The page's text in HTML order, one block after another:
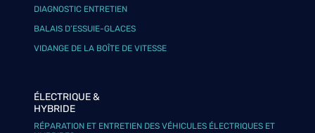
DIAGNOSTIC ENTRETIEN
BALAIS D’ESSUIE-GLACES
VIDANGE DE LA BOÎTE DE VITESSE
ÉLECTRIQUE &
HYBRIDE
RÉPARATION ET ENTRETIEN DES VÉHICULES ÉLECTRIQUES ET